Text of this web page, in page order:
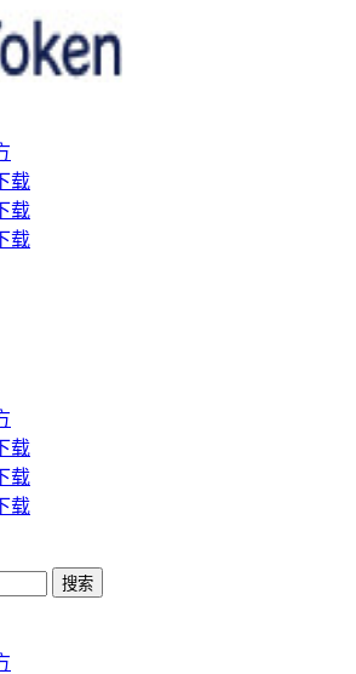
载
载
载
载
载
载
搜索